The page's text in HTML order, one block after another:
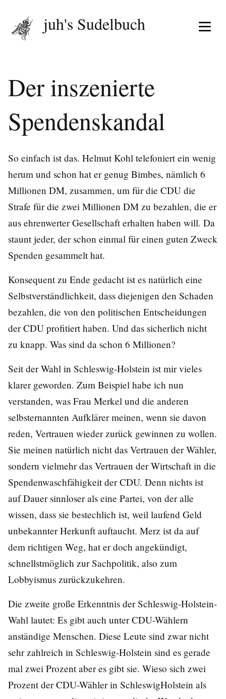
Menü
juh's Sudelbuch
Der inszenierte
Spendenskandal
So einfach ist das. Helmut Kohl telefoniert ein wenig
herum und schon hat er genug Bimbes, nämlich 6
Millionen DM, zusammen, um für die CDU die
Strafe für die zwei Millionen DM zu bezahlen, die er
aus ehrenwerter Gesellschaft erhalten haben will. Da
staunt jeder, der schon einmal für einen guten Zweck
Spenden gesammelt hat.
Konsequent zu Ende gedacht ist es natürlich eine
Selbstverständlichkeit, dass diejenigen den Schaden
bezahlen, die von den politischen Entscheidungen
der CDU profitiert haben. Und das sicherlich nicht
zu knapp. Was sind da schon 6 Millionen?
Seit der Wahl in Schleswig-Holstein ist mir vieles
klarer geworden. Zum Beispiel habe ich nun
verstanden, was Frau Merkel und die anderen
selbsternannten Aufklärer meinen, wenn sie davon
reden, Vertrauen wieder zurück gewinnen zu wollen.
Sie meinen natürlich nicht das Vertrauen der Wähler,
sondern vielmehr das Vertrauen der Wirtschaft in die
Spendenwaschfähigkeit der CDU. Denn nichts ist
auf Dauer sinnloser als eine Partei, von der alle
wissen, dass sie bestechlich ist, weil laufend Geld
unbekannter Herkunft auftaucht. Merz ist da auf
dem richtigen Weg, hat er doch angekündigt,
schnellstmöglich zur Sachpolitik, also zum
Lobbyismus zurückzukehren.
Die zweite große Erkenntnis der Schleswig-Holstein-
Wahl lautet: Es gibt auch unter CDU-Wählern
anständige Menschen. Diese Leute sind zwar nicht
sehr zahlreich in Schleswig-Holstein sind es gerade
mal zwei Prozent aber es gibt sie. Wieso sich zwei
Prozent der CDU-Wähler in SchleswigHolstein als